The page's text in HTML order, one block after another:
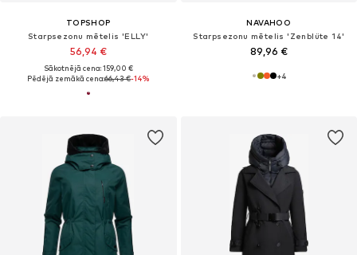
TOPSHOP
Starpsezonu mētelis 'ELLY'
56,94 €
Sākotnējā cena: 159,00 €
Pēdējā zemākā cena:66,43 €-14%
NAVAHOO
Starpsezonu mētelis 'Zenblüte 14'
89,96 €
+4